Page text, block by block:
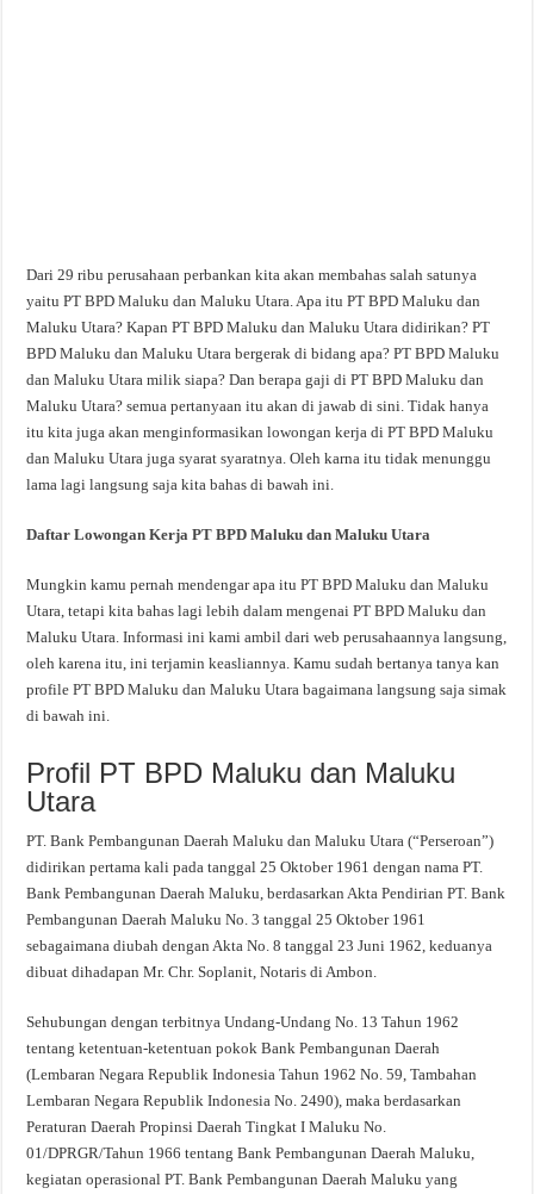
Dari 29 ribu perusahaan perbankan kita akan membahas salah satunya
yaitu PT BPD Maluku dan Maluku Utara. Apa itu PT BPD Maluku dan
Maluku Utara? Kapan PT BPD Maluku dan Maluku Utara didirikan? PT
BPD Maluku dan Maluku Utara bergerak di bidang apa? PT BPD Maluku
dan Maluku Utara milik siapa? Dan berapa gaji di PT BPD Maluku dan
Maluku Utara? semua pertanyaan itu akan di jawab di sini. Tidak hanya
itu kita juga akan menginformasikan lowongan kerja di PT BPD Maluku
dan Maluku Utara juga syarat syaratnya. Oleh karna itu tidak menunggu
lama lagi langsung saja kita bahas di bawah ini.
Daftar Lowongan Kerja PT BPD Maluku dan Maluku Utara
Mungkin kamu pernah mendengar apa itu PT BPD Maluku dan Maluku
Utara, tetapi kita bahas lagi lebih dalam mengenai PT BPD Maluku dan
Maluku Utara. Informasi ini kami ambil dari web perusahaannya langsung,
oleh karena itu, ini terjamin keasliannya. Kamu sudah bertanya tanya kan
profile PT BPD Maluku dan Maluku Utara bagaimana langsung saja simak
di bawah ini.
Profil PT BPD Maluku dan Maluku
Utara
PT. Bank Pembangunan Daerah Maluku dan Maluku Utara (“Perseroan”)
didirikan pertama kali pada tanggal 25 Oktober 1961 dengan nama PT.
Bank Pembangunan Daerah Maluku, berdasarkan Akta Pendirian PT. Bank
Pembangunan Daerah Maluku No. 3 tanggal 25 Oktober 1961
sebagaimana diubah dengan Akta No. 8 tanggal 23 Juni 1962, keduanya
dibuat dihadapan Mr. Chr. Soplanit, Notaris di Ambon.
Sehubungan dengan terbitnya Undang-Undang No. 13 Tahun 1962
tentang ketentuan-ketentuan pokok Bank Pembangunan Daerah
(Lembaran Negara Republik Indonesia Tahun 1962 No. 59, Tambahan
Lembaran Negara Republik Indonesia No. 2490), maka berdasarkan
Peraturan Daerah Propinsi Daerah Tingkat I Maluku No.
01/DPRGR/Tahun 1966 tentang Bank Pembangunan Daerah Maluku,
kegiatan operasional PT. Bank Pembangunan Daerah Maluku yang